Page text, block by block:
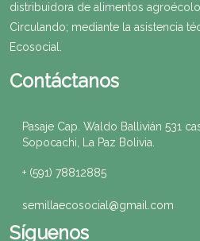
distribuidora de alimentos
Circulando; mediante la asistencia
Ecosocial.
Contáctanos
Pasaje Cap. Waldo Ballivián 531
Sopocachi, La Paz Bolivia.
+ (591) 78812885
semillaecosocial@gmail.com
Síguenos